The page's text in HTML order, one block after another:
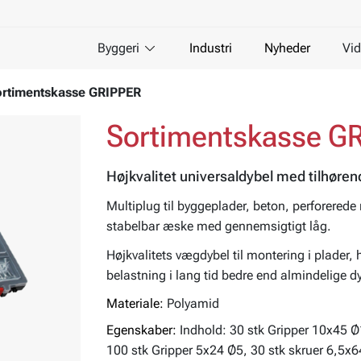
Byggeri Industri Nyheder
GRIPPER
Sortimentskasse
Højkvalitet universaldybel med
Multiplug til byggeplader, beton,
stabelbar æske med gennemsigtigt låg.
Højkvalitets vægdybel til montering i plader,
belastning i lang tid bedre end almindelige
Materiale: Polyamid
Egenskaber: Indhold: 30 stk Gripper 10x45
100 stk Gripper 5x24 Ø5, 30 stk skruer